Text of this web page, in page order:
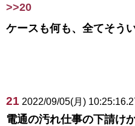
>>20
ケースも何も、全てそう
21 2022/09/05(月)
電通の汚れ仕事の下請け